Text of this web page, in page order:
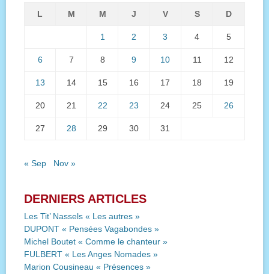
L M M J V S D
1 2 3 4 5
6 7 8 9 10 11 12
13 14 15 16 17 18 19
20 21 22 23 24 25 26
27 28 29 30 31
« Sep Nov »
DERNIERS ARTICLES
Les Tit’ Nassels « Les autres »
DUPONT « Pensées Vagabondes »
Michel Boutet « Comme le chanteur »
FULBERT « Les Anges Nomades »
Marion Cousineau « Présences »